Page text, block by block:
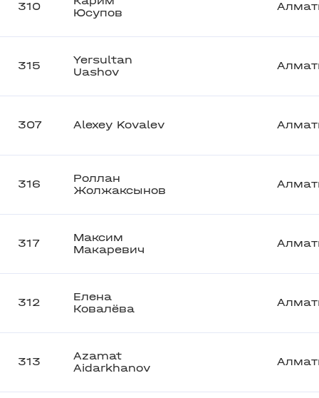
310
Юсупов
315
Yersultan
Uashov
307 Alexey Kovalev
316
Роллан
Жолжаксынов
317
Максим
Макаревич
312
Елена
Ковалёва
313
Azamat
Aidarkhanov